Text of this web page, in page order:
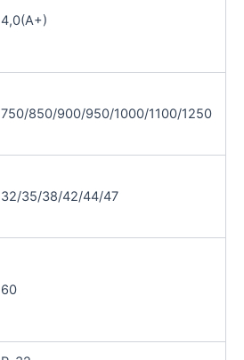
4,0(А+)
750/850/900/950/1000/1100/1250
32/35/38/42/44/47
60